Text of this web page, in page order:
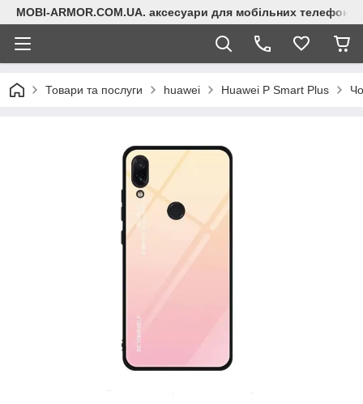
MOBI-ARMOR.COM.UA. аксесуари для мобільних телефонів
Товари та послуги huawei Huawei P Smart Plus